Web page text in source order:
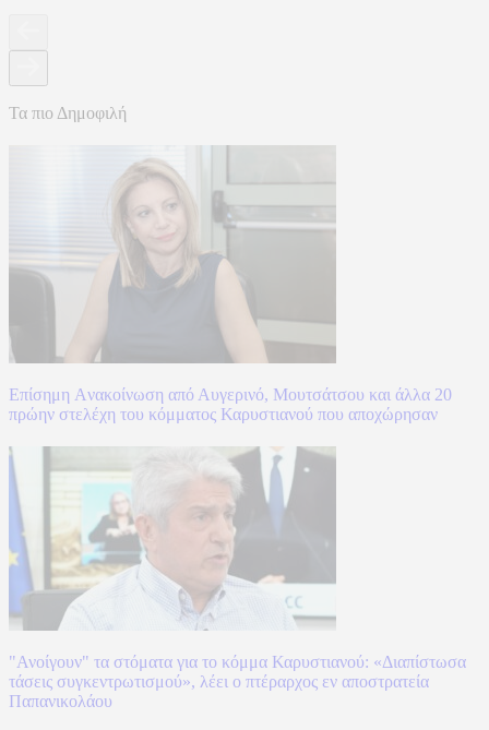
Τα πιο Δημοφιλή
Επίσημη Aνακοίνωση από Αυγερινό, Μουτσάτσου και άλλα 20
πρώην στελέχη του κόμματος Καρυστιανού που αποχώρησαν
"Ανοίγουν" τα στόματα για το κόμμα Καρυστιανού: «Διαπίστωσα
τάσεις συγκεντρωτισμού», λέει ο πτέραρχος εν αποστρατεία
Παπανικολάου